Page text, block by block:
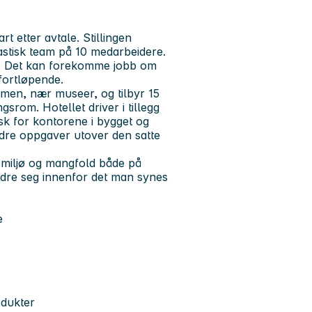
etter avtale. Stillingen
team på 10 medarbeidere.
kan forekomme jobb om
nær museer, og tilbyr 15
Hotellet driver i tillegg
for kontorene i bygget og
oppgaver utover den satte
og mangfold både på
seg innenfor det man synes